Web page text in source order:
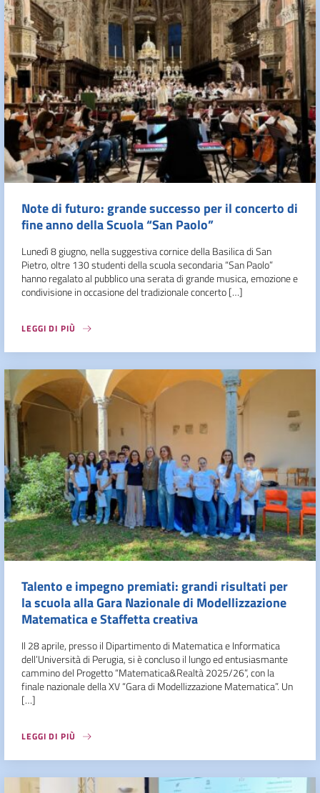
Note di futuro: grande successo per il concerto di
fine anno della Scuola “San Paolo”
Lunedì 8 giugno, nella suggestiva cornice della Basilica di San
Pietro, oltre 130 studenti della scuola secondaria “San Paolo”
hanno regalato al pubblico una serata di grande musica, emozione e
condivisione in occasione del tradizionale concerto […]
LEGGI DI PIÙ
Talento e impegno premiati: grandi risultati per
la scuola alla Gara Nazionale di Modellizzazione
Matematica e Staffetta creativa
Il 28 aprile, presso il Dipartimento di Matematica e Informatica
dell’Università di Perugia, si è concluso il lungo ed entusiasmante
cammino del Progetto “Matematica&Realtà 2025/26”, con la
finale nazionale della XV “Gara di Modellizzazione Matematica”. Un
[…]
LEGGI DI PIÙ